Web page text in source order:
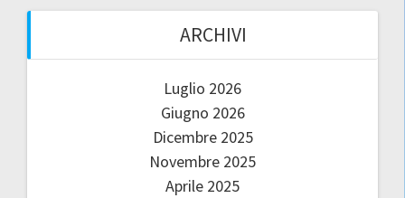
ARCHIVI
Luglio 2026
Giugno 2026
Dicembre 2025
Novembre 2025
Aprile 2025